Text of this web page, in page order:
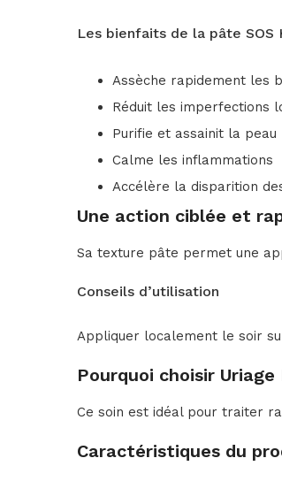
Les bienfaits de la pâte SOS
Assèche rapidement les
Réduit les imperfections
Purifie et assainit la peau
Calme les inflammations
Accélère la disparition
Une action ciblée et
Sa texture pâte permet une
Conseils d’utilisation
Appliquer localement le soir
Pourquoi choisir
Ce soin est idéal pour traiter
Caractéristiques du